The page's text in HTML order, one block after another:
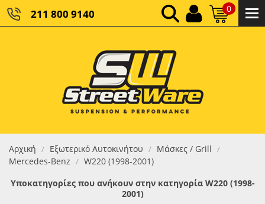
211 800 9140 0
ΚΑΘΑΡΌ ΣΎΝΟΛΟ:
ΤΕΛΙΚΌ ΣΎΝΟΛΟ:0,00 €
Αρχική / Εξωτερικό Αυτοκινήτου / Μάσκες / Grill /
Mercedes-Benz / W220 (1998-2001)
Υποκατηγορίες που ανήκουν στην κατηγορία W220 (1998-
2001)